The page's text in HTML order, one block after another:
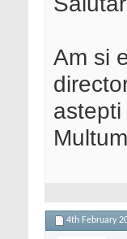
Am si
4th February